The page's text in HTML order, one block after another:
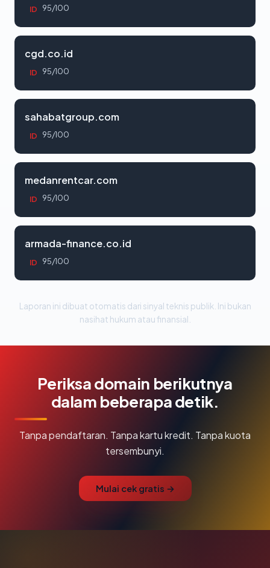
ID 95/100
cgd.co.id
ID 95/100
sahabatgroup.com
ID 95/100
medanrentcar.com
ID 95/100
armada-finance.co.id
ID 95/100
Laporan ini dibuat otomatis dari sinyal teknis publik. Ini bukan
nasihat hukum atau finansial.
Periksa domain berikutnya
dalam beberapa detik.
Tanpa pendaftaran. Tanpa kartu kredit. Tanpa kuota
tersembunyi.
Mulai cek gratis →